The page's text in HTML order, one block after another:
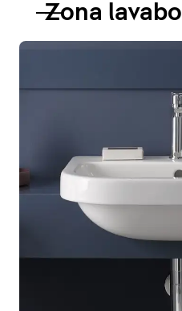
Zona lavabo